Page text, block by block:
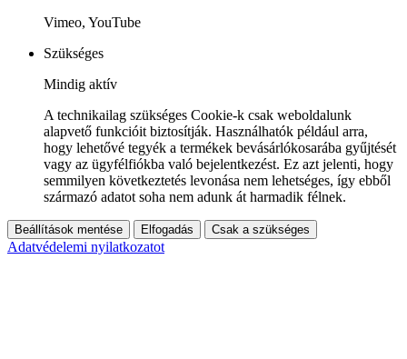
Vimeo, YouTube
Szükséges
Mindig aktív
A technikailag szükséges Cookie-k csak weboldalunk
alapvető funkcióit biztosítják. Használhatók például arra,
hogy lehetővé tegyék a termékek bevásárlókosarába gyűjtését
vagy az ügyfélfiókba való bejelentkezést. Ez azt jelenti, hogy
semmilyen következtetés levonása nem lehetséges, így ebből
származó adatot soha nem adunk át harmadik félnek.
Beállítások mentése Elfogadás Csak a szükséges
Adatvédelemi nyilatkozatot